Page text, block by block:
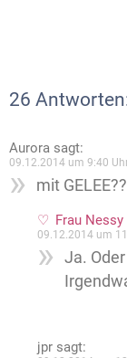
26
Aurora sagt:
09.12.2014 um 9:40
mit
Frau Nessy
09.12.2014 um
Ja.
jpr sagt: